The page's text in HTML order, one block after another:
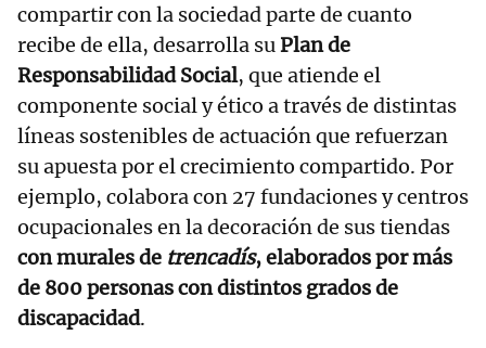
compartir con la sociedad parte de cuanto
recibe de ella, desarrolla su Plan de
Responsabilidad Social, que atiende el
componente social y ético a través de distintas
líneas sostenibles de actuación que refuerzan
su apuesta por el crecimiento compartido. Por
ejemplo, colabora con 27 fundaciones y centros
ocupacionales en la decoración de sus tiendas
con murales de trencadís, elaborados por más
de 800 personas con distintos grados de
discapacidad.